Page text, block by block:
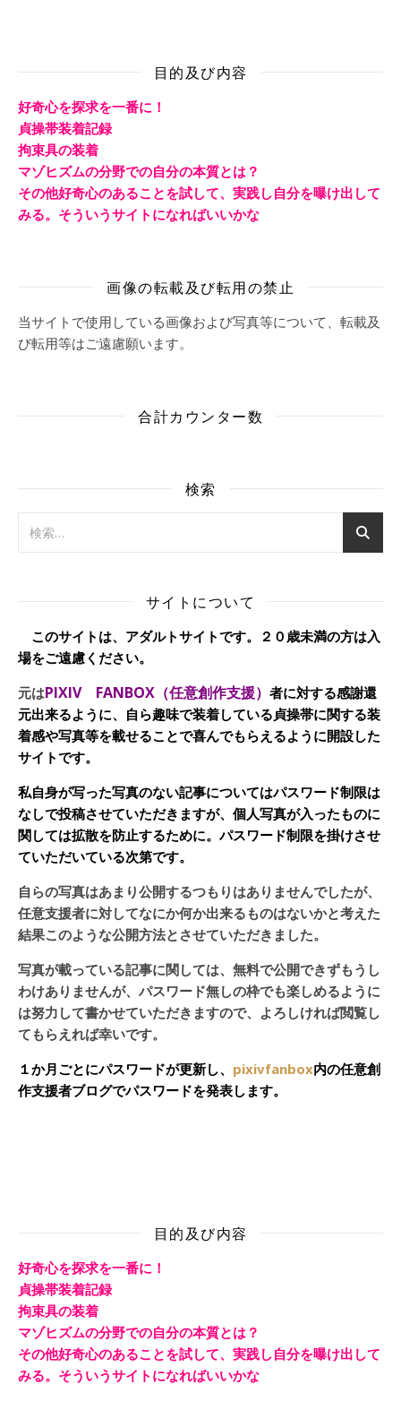
目的及び内容
好奇心を探求を一番に！
貞操帯装着記録
拘束具の装着
マゾヒズムの分野での自分の本質とは？
その他好奇心のあることを試して、実践し自分を曝け出して
みる。そういうサイトになればいいかな
画像の転載及び転用の禁止
当サイトで使用している画像および写真等について、転載及
び転用等はご遠慮願います。
合計カウンター数
検索
サイトについて
このサイトは、アダルトサイトです。２０歳未満の方は入
場をご遠慮ください。
元はPIXIV FANBOX（任意創作支援） 者に対する感謝還
元出来るように、自ら趣味で装着している貞操帯に関する装
着感や写真等を載せることで喜んでもらえるように開設した
サイトです。
私自身が写った写真のない記事についてはパスワード制限は
なしで投稿させていただきますが、個人写真が入ったものに
関しては拡散を防止するために。パスワード制限を掛けさせ
ていただいている次第です。
自らの写真はあまり公開するつもりはありませんでしたが、
任意支援者に対してなにか何か出来るものはないかと考えた
結果このような公開方法とさせていただきました。
写真が載っている記事に関しては、無料で公開できずもうし
わけありませんが、パスワード無しの枠でも楽しめるように
は努力して書かせていただきますので、よろしければ閲覧し
てもらえれば幸いです。
１か月ごとにパスワードが更新し、 pixivfanbox内の任意創
作支援者ブログでパスワードを発表します。
目的及び内容
好奇心を探求を一番に！
貞操帯装着記録
拘束具の装着
マゾヒズムの分野での自分の本質とは？
その他好奇心のあることを試して、実践し自分を曝け出して
みる。そういうサイトになればいいかな